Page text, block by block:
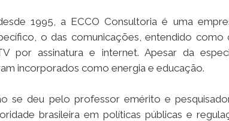
1995, a ECCO Consultoria é uma
o das comunicações, entendido
por assinatura e internet. Apesar da
incorporados como energia e educação.
se deu pelo professor emérito e
brasileira em políticas públicas e